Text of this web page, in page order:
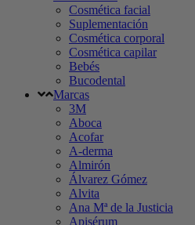
Cosmética facial
Suplementación
Cosmética corporal
Cosmética capilar
Bebés
Bucodental
Marcas
3M
Aboca
Acofar
A-derma
Almirón
Álvarez Gómez
Alvita
Ana Mª de la Justicia
Apisérum